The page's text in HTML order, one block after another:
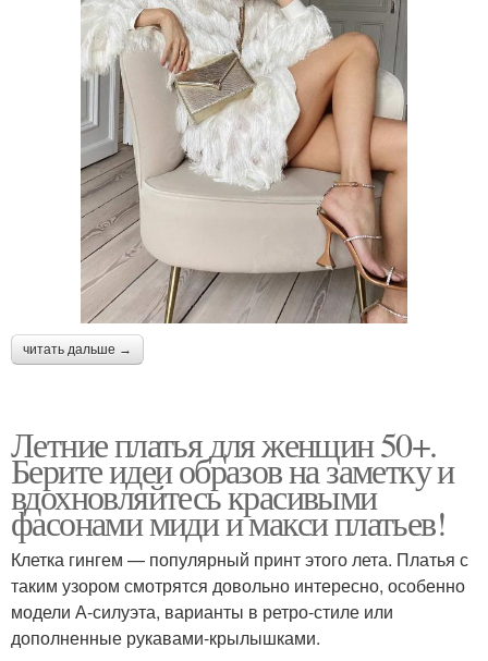
читать дальше →
Летние платья для женщин 50+.
Берите идеи образов на заметку и
вдохновляйтесь красивыми
фасонами миди и макси платьев!
Клетка гингем — популярный принт этого лета. Платья с
таким узором смотрятся довольно интересно, особенно
модели А-силуэта, варианты в ретро-стиле или
дополненные рукавами-крылышками.